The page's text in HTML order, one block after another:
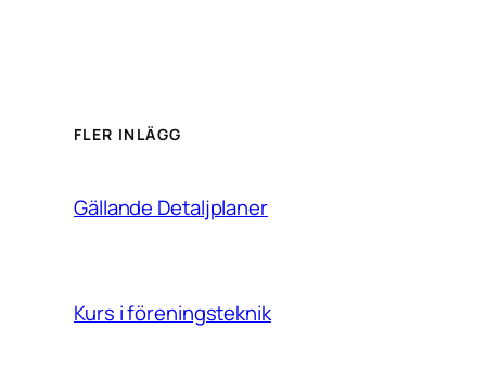
FLER INLÄGG
Gällande Detaljplaner
Kurs i föreningsteknik